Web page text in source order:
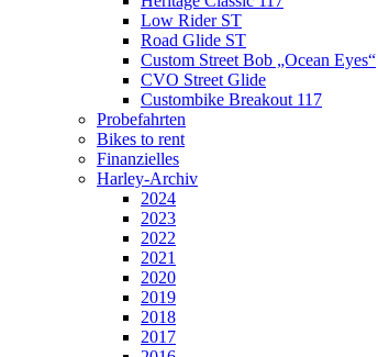
Low Rider ST
Road Glide ST
Custom Street Bob „Ocean Eyes“
CVO Street Glide
Custombike Breakout 117
Probefahrten
Bikes to rent
Finanzielles
Harley-Archiv
2024
2023
2022
2021
2020
2019
2018
2017